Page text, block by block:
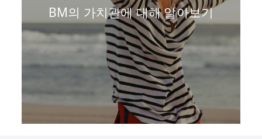
BM의 가치관에 대해 알아보기